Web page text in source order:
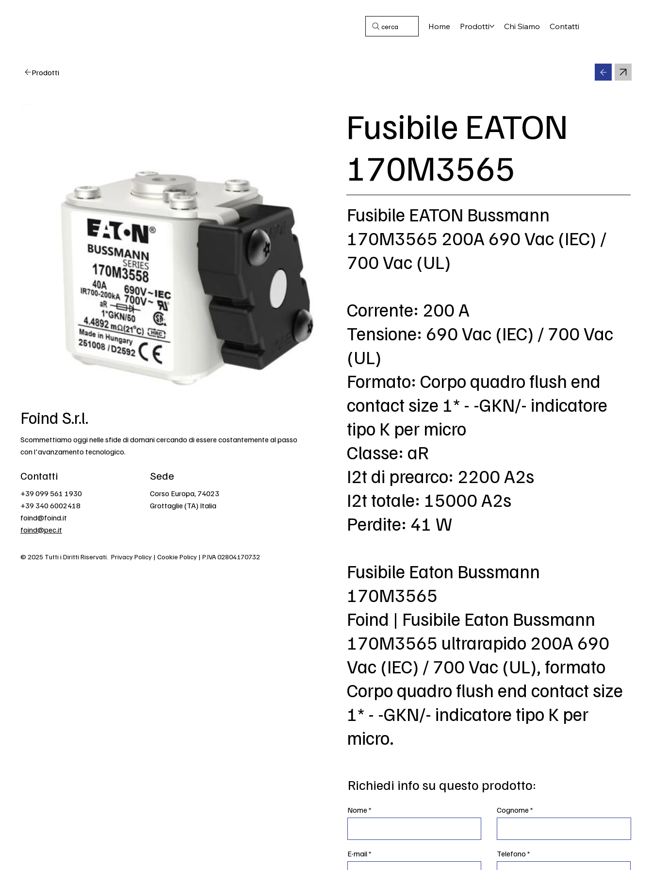
cerca Home Prodotti Chi Siamo Contatti
Prodotti
Foind S.r.l.
Scommettiamo oggi nelle sfide di domani cercando di essere costantemente al passo
con l'avanzamento tecnologico.
Contatti
+39 099 561 1930
+39 340 6002418
foind@foind.it
foind@pec.it
Sede
Corso Europa, 74023
Grottaglie (TA) Italia
© 2025 Tutti i Diritti Riservati. Privacy Policy | Cookie Policy | P.IVA 02804170732
Fusibile EATON
170M3565
Fusibile EATON Bussmann
170M3565 200A 690 Vac (IEC) /
700 Vac (UL)
Corrente: 200 A
Tensione: 690 Vac (IEC) / 700 Vac
(UL)
Formato: Corpo quadro flush end
contact size 1* - -GKN/- indicatore
tipo K per micro
Classe: aR
I2t di prearco: 2200 A2s
I2t totale: 15000 A2s
Perdite: 41 W
Fusibile Eaton Bussmann
170M3565
Foind | Fusibile Eaton Bussmann
170M3565 ultrarapido 200A 690
Vac (IEC) / 700 Vac (UL), formato
Corpo quadro flush end contact size
1* - -GKN/- indicatore tipo K per
micro.
Richiedi info su questo prodotto:
Nome Cognome
E-mail Telefono